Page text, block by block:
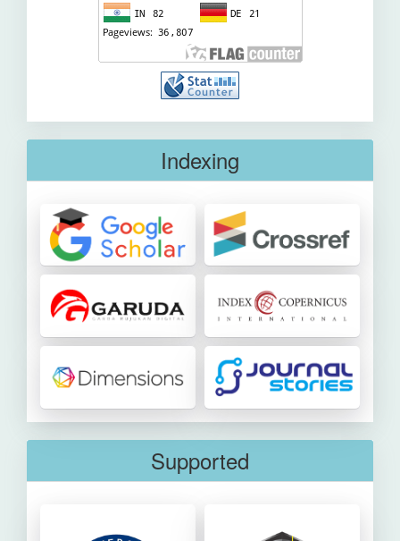
Indexing
Supported